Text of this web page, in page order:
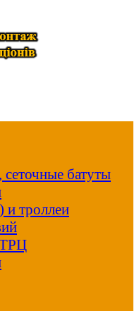
батуты
троллеи